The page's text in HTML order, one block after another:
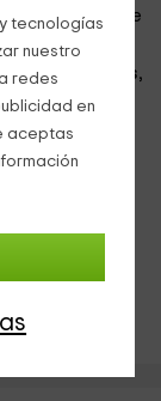
tecnologías
nuestro
redes
en
aceptas
ventana que
baño y manos,
básicos de
montaña